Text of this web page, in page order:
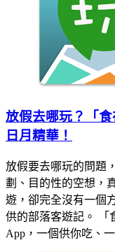
放假去哪玩？「
日月精華！
放假要去哪玩的問題
劃、目的性的空想，
遊，卻完全沒有一個
供的部落客遊記。 「
App，一個供你吃、